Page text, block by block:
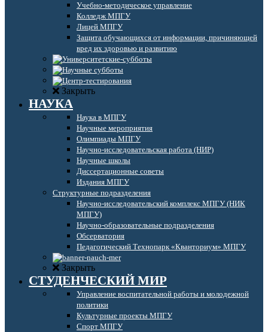
Учебно-методическое управление
Колледж МПГУ
Лицей МПГУ
Защита обучающихся от информации, причиняющей
вред их здоровью и развитию
Закрыть
НАУКА
Наука в МПГУ
Научные мероприятия
Олимпиады МПГУ
Научно-исследовательская работа (НИР)
Научные школы
Диссертационные советы
Издания МПГУ
Структурные подразделения
Научно-исследовательский комплекс МПГУ (НИК
МПГУ)
Научно-образовательные подразделения
Обсерватория
Педагогический Технопарк «Кванториум» МПГУ
Закрыть
СТУДЕНЧЕСКИЙ МИР
Управление воспитательной работы и молодежной
политики
Культурные проекты МПГУ
Спорт МПГУ